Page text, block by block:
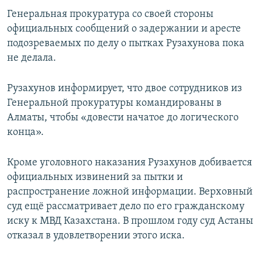
Генеральная прокуратура со своей стороны
официальных сообщений о задержании и аресте
подозреваемых по делу о пытках Рузахунова пока
не делала.
Рузахунов информирует, что двое сотрудников из
Генеральной прокуратуры командированы в
Алматы, чтобы «довести начатое до логического
конца».
Кроме уголовного наказания Рузахунов добивается
официальных извинений за пытки и
распространение ложной информации. Верховный
суд ещё рассматривает дело по его гражданскому
иску к МВД Казахстана. В прошлом году суд Астаны
отказал в удовлетворении этого иска.